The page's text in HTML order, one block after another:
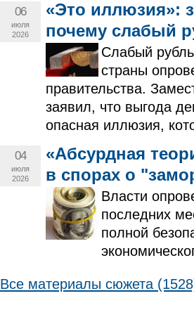
06
июля
2026
«Это иллюзия»:
почему слабый
Слабый
страны
правительства.
заявил, что выгода
опасная иллюзия,
04
июля
2026
«Абсурдная
в спорах о
Власти
последних
полной
Все материалы сюжета